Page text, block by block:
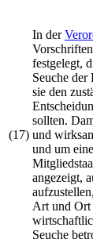
(17)
In der
festgelegt,
Seuche
sie den
sollten.
und
und um
angezeigt,
Art und Ort
Seuche